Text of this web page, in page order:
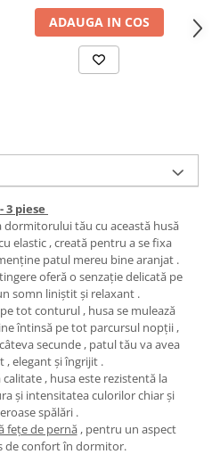
ADAUGA IN COS
3 piese
dormitorului tău cu această husă
elastic , creată pentru a se fixa
patul mereu bine aranjat .
oferă o senzație delicată pe
somn liniștit și relaxant .
tot conturul , husa se mulează
întinsă pe tot parcursul nopții ,
secunde , patul tău va avea
, elegant și îngrijit .
, husa este rezistentă la
și intensitatea culorilor chiar și
spălări .
fețe de pernă, pentru un aspect
de confort în dormitor.